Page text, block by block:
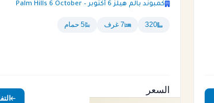
كمبوند بالم هيلز 6 أكتوبر – Palm Hills 6 October
320 7 غرف 5 حمام
السعر